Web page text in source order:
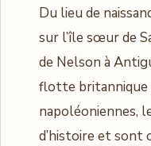
Du lieu de
sur l’île sœur de
de Nelson à
flotte britannique
napoléoniennes,
d’histoire et sont